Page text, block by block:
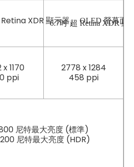
Retina XDR 顯示器、 OLED 螢幕面
6.7吋 超 Retina XDR
1170
ppi
2778 x 1284
458 ppi
尼特最大亮度 (標準)
尼特最大亮度 (HDR)